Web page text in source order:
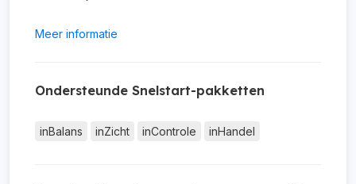
Meer informatie
Ondersteunde Snelstart-pakketten
inBalans inZicht inControle inHandel